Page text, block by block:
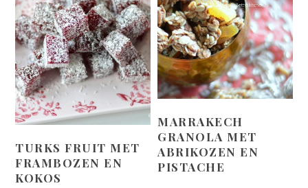
TURKS FRUIT MET
FRAMBOZEN EN
KOKOS
MARRAKECH
GRANOLA MET
ABRIKOZEN EN
PISTACHE